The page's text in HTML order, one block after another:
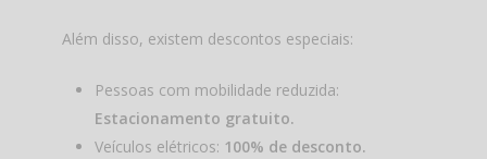
Além disso, existem descontos especiais:
Pessoas com mobilidade reduzida:
Estacionamento gratuito.
Veículos elétricos: 100% de desconto.